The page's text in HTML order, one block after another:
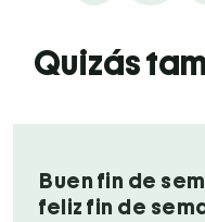
Quizás
Buen fin de
feliz fin de